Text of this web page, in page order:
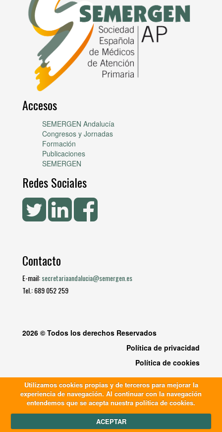
Accesos
SEMERGEN Andalucía
Congresos y Jornadas
Formación
Publicaciones
SEMERGEN
Redes Sociales
Contacto
E-mail:secretariaandalucia@semergen.es
Tel.: 689 052 259
2026 © Todos los derechos Reservados
Política de privacidad
Política de cookies
Utilizamos cookies propias y de terceros para mejorar la
experiencia de navegación. Al continuar con la navegación
entendemos que se acepta nuestra política de cookies.
ACEPTAR